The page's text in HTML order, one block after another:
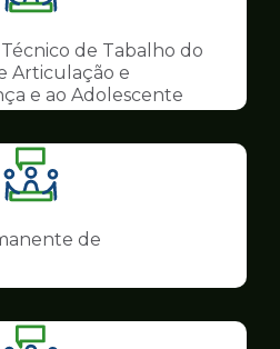
da
pagina
de
Conselhos
de Tabalho do
Articulação e
e ao Adolescente
Ilustração
da
pagina
Conselhos
de